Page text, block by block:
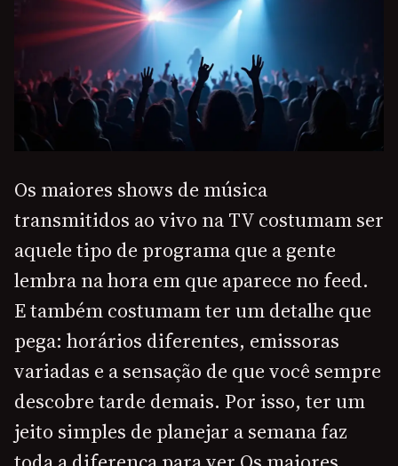
Os maiores shows de música
transmitidos ao vivo na TV costumam ser
aquele tipo de programa que a gente
lembra na hora em que aparece no feed.
E também costumam ter um detalhe que
pega: horários diferentes, emissoras
variadas e a sensação de que você sempre
descobre tarde demais. Por isso, ter um
jeito simples de planejar a semana faz